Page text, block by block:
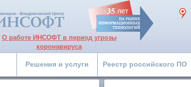
О работе ИНСОФТ в период угрозы
коронавируса
Решения и услуги Реестр российского ПО